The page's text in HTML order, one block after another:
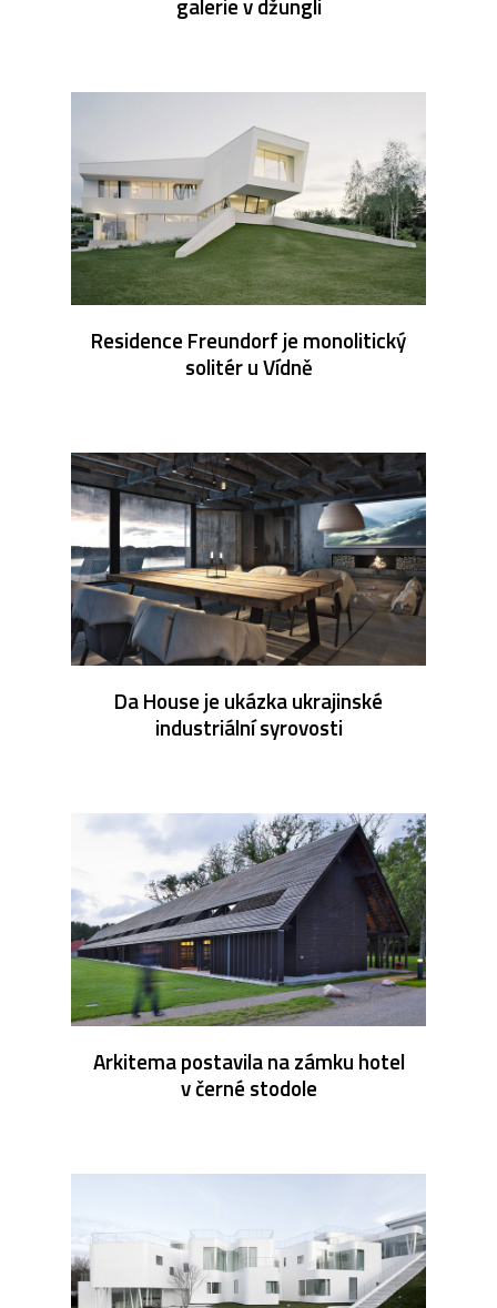
Residence Freundorf je monolitický
solitér u Vídně
Da House je ukázka ukrajinské
industriální syrovosti
Arkitema postavila na zámku hotel
v černé stodole